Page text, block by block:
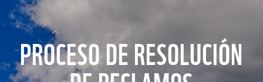
PROCESO DE RESOLUCIÓN